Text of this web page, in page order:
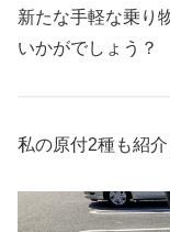
新たな手軽な乗り
いかがでしょう？
私の原付2種も紹介